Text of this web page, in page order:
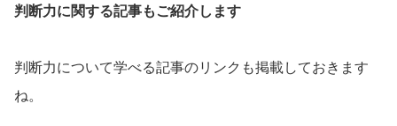
判断力に関する記事もご紹介します
判断力について学べる記事のリンクも掲載しておきます
ね。